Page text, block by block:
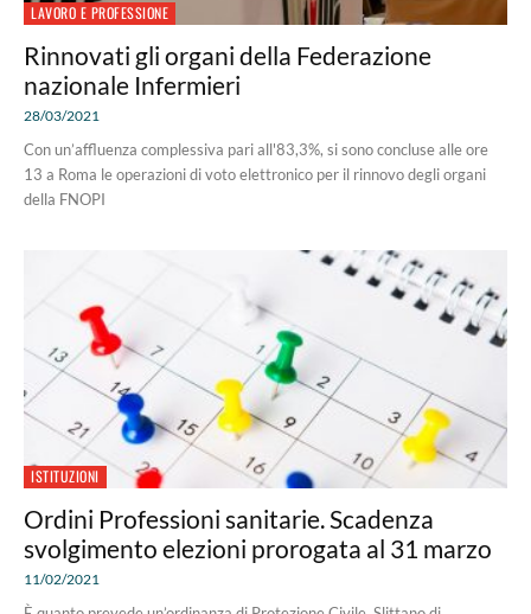
LAVORO E PROFESSIONE
Rinnovati gli organi della Federazione
nazionale Infermieri
28/03/2021
Con un’affluenza complessiva pari all'83,3%, si sono concluse alle ore
13 a Roma le operazioni di voto elettronico per il rinnovo degli organi
della FNOPI
ISTITUZIONI
Ordini Professioni sanitarie. Scadenza
svolgimento elezioni prorogata al 31 marzo
11/02/2021